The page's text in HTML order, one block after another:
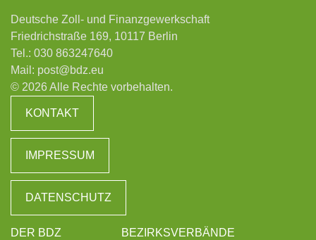
Deutsche Zoll- und Finanzgewerkschaft
Friedrichstraße 169, 10117 Berlin
Tel.: 030 863247640
Mail: post@bdz.eu
© 2026 Alle Rechte vorbehalten.
KONTAKT
IMPRESSUM
DATENSCHUTZ
DER BDZ BEZIRKSVERBÄNDE